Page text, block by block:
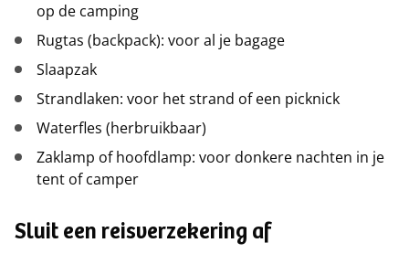
op de camping
Rugtas (backpack): voor al je bagage
Slaapzak
Strandlaken: voor het strand of een picknick
Waterfles (herbruikbaar)
Zaklamp of hoofdlamp: voor donkere nachten in je
tent of camper
Sluit een reisverzekering af